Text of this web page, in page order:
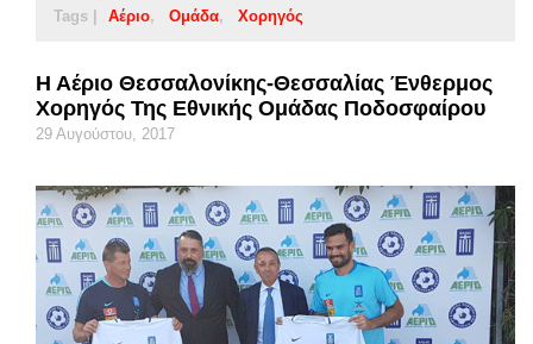
Tags | Αέριο Ομάδα Χορηγός
Η Αέριο Θεσσαλονίκης-Θεσσαλίας Ένθερμος
Χορηγός Της Εθνικής Ομάδας Ποδοσφαίρου
29 Αυγούστου, 2017